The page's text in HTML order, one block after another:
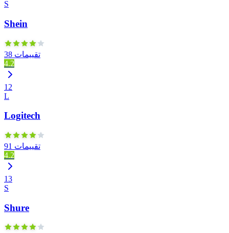
S
Shein
38 تقييمات
4.2
12
L
Logitech
91 تقييمات
4.2
13
S
Shure